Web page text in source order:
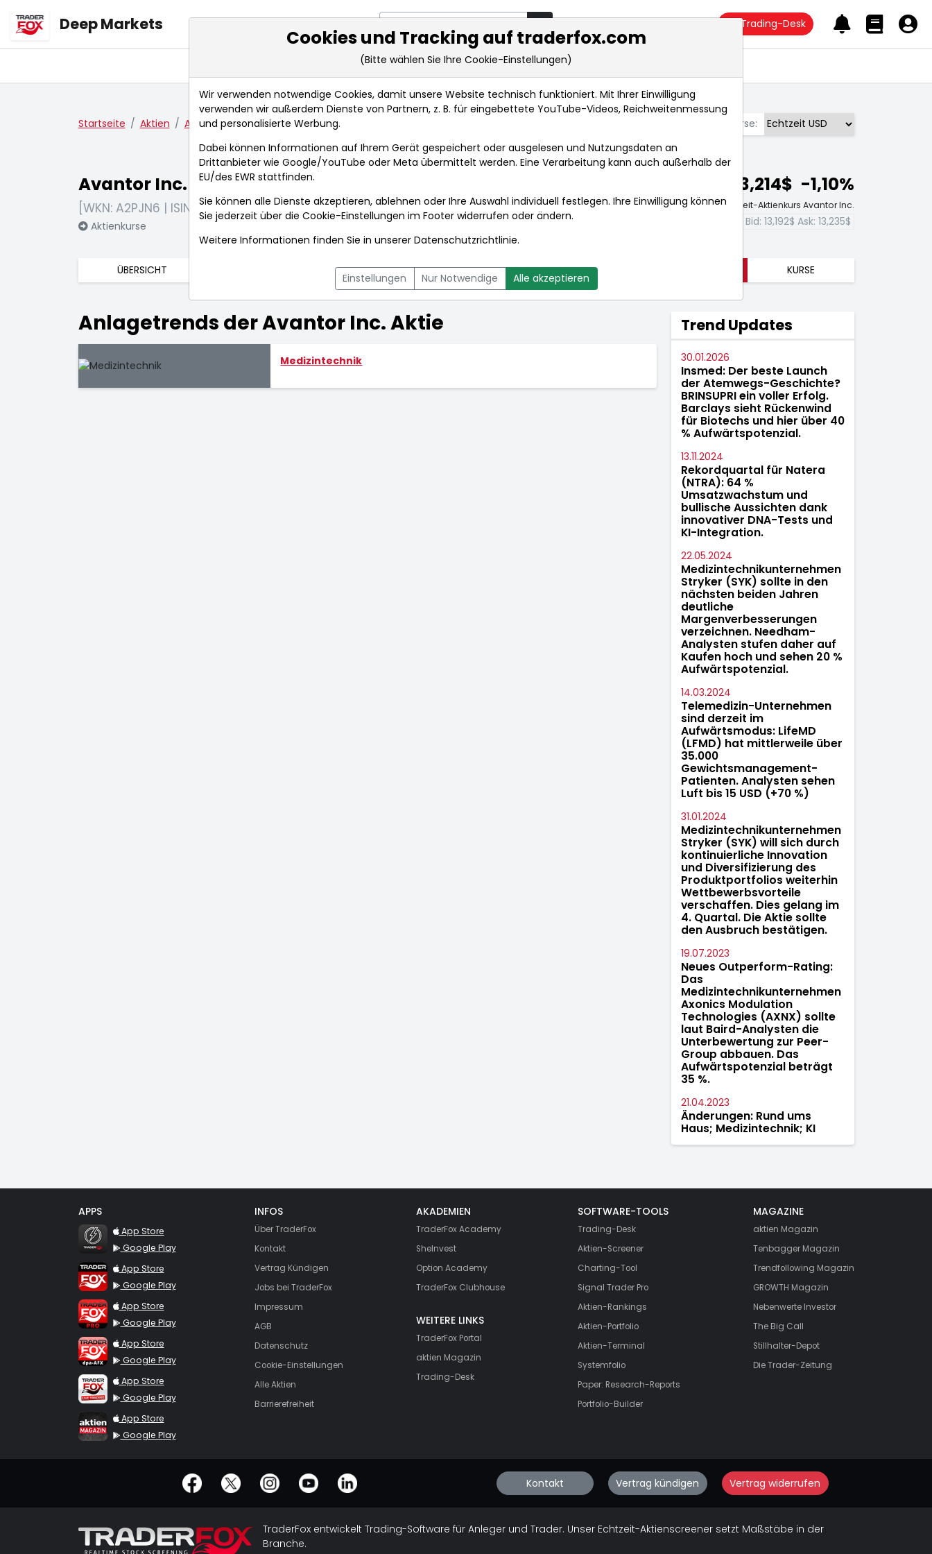
Deep Markets Trading-Desk
Markt-Analysen Market Tools Realtimekurse Nachrichten
Startseite Aktien Avantor Inc. Anlagetrends Börse:
Avantor Inc.
[WKN: A2PJN6 | ISIN: US05352A1007]
Aktienkurse
13,214$ -1,10%
Echtzeit-Aktienkurs Avantor Inc.
Bid: 13,192$ Ask: 13,235$
ÜBERSICHT NACHRICHTEN CHARTTOOL KURSE
Anlagetrends der Avantor Inc. Aktie
Medizintechnik
Trend Updates
30.01.2026
Insmed: Der beste Launch
der Atemwegs-Geschichte?
BRINSUPRI ein voller Erfolg.
Barclays sieht Rückenwind
für Biotechs und hier über 40
% Aufwärtspotenzial.
13.11.2024
Rekordquartal für Natera
(NTRA): 64 %
Umsatzwachstum und
bullische Aussichten dank
innovativer DNA-Tests und
KI-Integration.
22.05.2024
Medizintechnikunternehmen
Stryker (SYK) sollte in den
nächsten beiden Jahren
deutliche
Margenverbesserungen
verzeichnen. Needham-
Analysten stufen daher auf
Kaufen hoch und sehen 20 %
Aufwärtspotenzial.
14.03.2024
Telemedizin-Unternehmen
sind derzeit im
Aufwärtsmodus: LifeMD
(LFMD) hat mittlerweile über
35.000
Gewichtsmanagement-
Patienten. Analysten sehen
Luft bis 15 USD (+70 %)
31.01.2024
Medizintechnikunternehmen
Stryker (SYK) will sich durch
kontinuierliche Innovation
und Diversifizierung des
Produktportfolios weiterhin
Wettbewerbsvorteile
verschaffen. Dies gelang im
4. Quartal. Die Aktie sollte
den Ausbruch bestätigen.
19.07.2023
Neues Outperform-Rating:
Das
Medizintechnikunternehmen
Axonics Modulation
Technologies (AXNX) sollte
laut Baird-Analysten die
Unterbewertung zur Peer-
Group abbauen. Das
Aufwärtspotenzial beträgt
35 %.
21.04.2023
Änderungen: Rund ums
Haus; Medizintechnik; KI
APPS
TraderFox Flash
App Store
Google Play
TraderFox App
App Store
Google Play
TraderFox Pro
App Store
Google Play
TraderFox dpa-AFX ProFeed
App Store
Google Play
TraderFox Live Trading
App Store
Google Play
TraderFox aktien Magazin
App Store
Google Play
INFOS
Über TraderFox
Kontakt
Vertrag Kündigen
Jobs bei TraderFox
Impressum
AGB
Datenschutz
Cookie-Einstellungen
Alle Aktien
Barrierefreiheit
AKADEMIEN
TraderFox Academy
SheInvest
Option Academy
TraderFox Clubhouse
WEITERE LINKS
TraderFox Portal
aktien Magazin
Trading-Desk
SOFTWARE-TOOLS
Trading-Desk
Aktien-Screener
Charting-Tool
Signal Trader Pro
Aktien-Rankings
Aktien-Portfolio
Aktien-Terminal
Systemfolio
Paper: Research-Reports
Portfolio-Builder
MAGAZINE
aktien Magazin
Tenbagger Magazin
Trendfollowing Magazin
GROWTH Magazin
Nebenwerte Investor
The Big Call
Stillhalter-Depot
Die Trader-Zeitung
offizielle Social Media-Accounts
Kontakt Vertrag kündigen Vertrag widerrufen
TraderFox entwickelt Trading-Software für Anleger und Trader. Unser Echtzeit-Aktienscreener setzt Maßstäbe in der
Branche.
Cookies und Tracking auf traderfox.com
(Bitte wählen Sie Ihre Cookie-Einstellungen)
Wir verwenden notwendige Cookies, damit unsere Website technisch funktioniert. Mit Ihrer Einwilligung
verwenden wir außerdem Dienste von Partnern, z. B. für eingebettete YouTube-Videos, Reichweitenmessung
und personalisierte Werbung.
Dabei können Informationen auf Ihrem Gerät gespeichert oder ausgelesen und Nutzungsdaten an
Drittanbieter wie Google/YouTube oder Meta übermittelt werden. Eine Verarbeitung kann auch außerhalb der
EU/des EWR stattfinden.
Sie können alle Dienste akzeptieren, ablehnen oder Ihre Auswahl individuell festlegen. Ihre Einwilligung können
Sie jederzeit über die Cookie-Einstellungen im Footer widerrufen oder ändern.
Weitere Informationen finden Sie in unserer Datenschutzrichtlinie.
Einstellungen Nur Notwendige Alle akzeptieren